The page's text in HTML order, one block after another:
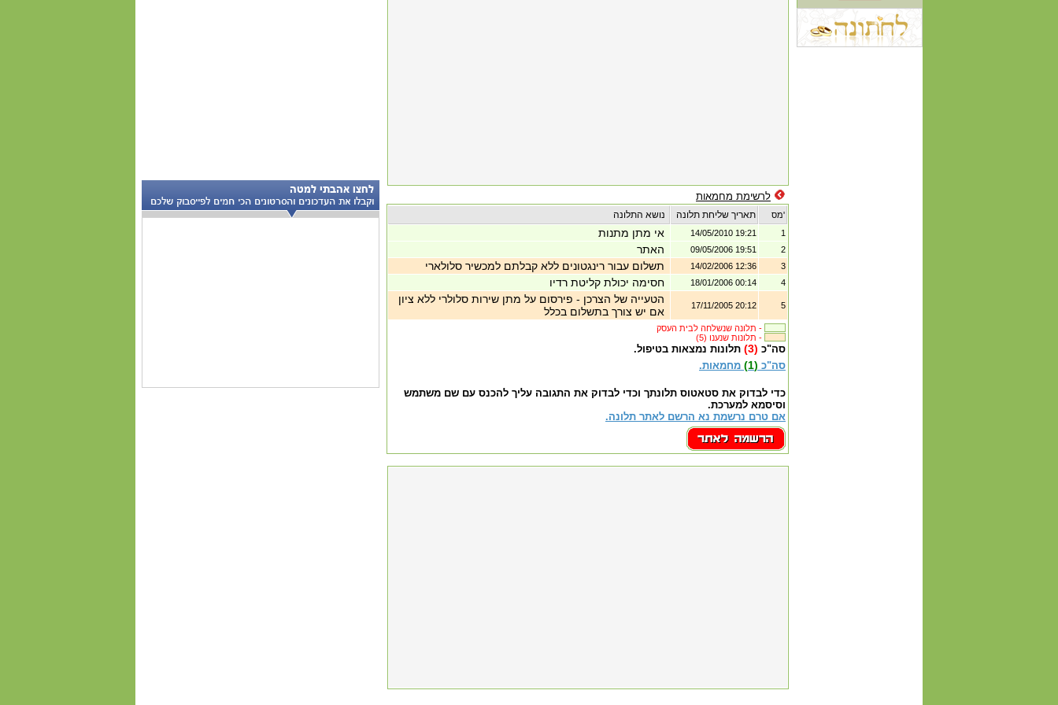
לרשימת מחמאות
תאריך שליחת תלונה מס'
אי מתן מתנות 14/05/2010 19:21 1
האתר 09/05/2006 19:51 2
תשלום עבור רינגטונים ללא קבלתם למכשיר סלולארי 14/02/2006 12:36 3
חסימה יכולת קליטת רדיו 18/01/2006 00:14 4
הטעייה של הצרכן - פירסום על מתן שירות סלולרי ללא ציון
אם יש צורך בתשלום בכלל
17/11/2005 20:12 5
תלונה שנשלחה לבית העסק -
(5) תלונות שנענו -
סה"כ (3)
תלונות נמצאות בטיפול.
סה"כ (1) מחמאות.
כדי לבדוק את סטאטוס תלונתך וכדי לבדוק את התגובה עליך להכנס עם שם משתמש
וסיסמא למערכת.
אם טרם נרשמת נא הרשם לאתר תלונה.